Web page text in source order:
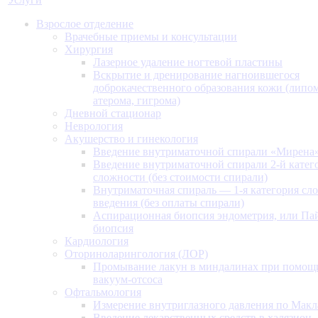
Взрослое отделение
Врачебные приемы и консультации
Хирургия
Лазерное удаление ногтевой пластины
Вскрытие и дренирование нагноившегося
доброкачественного образования кожи
атерома, гигрома)
Дневной стационар
Неврология
Акушерство и гинекология
Введение внутриматочной спирали
Введение внутриматочной спирали 2-й
сложности (без стоимости спирали)
Внутриматочная спираль — 1-я категория
введения (без оплаты спирали)
Аспирационная биопсия эндометрия, или
биопсия
Кардиология
Оториноларингология (ЛОР)
Промывание лакун в миндалинах при
вакуум-отсоса
Офтальмология
Измерение внутриглазного давления по